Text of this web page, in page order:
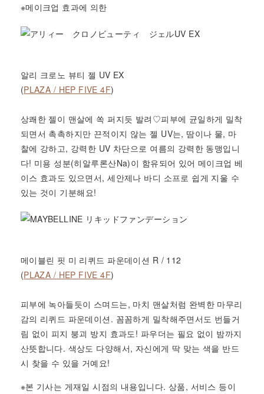
※메이크업 효과에 의한
알리 크로노 뷰티 젤 UV EX
(PLAZA / HEP FIVE 4F)
상쾌한 젤이 맨살에 쏙 퍼지듯 발려♡피부에 균일하게 밀착
되면서 촉촉하지만 끈적이지 않는 젤 UV는, 땀이나 물, 마
찰에 강하고, 강력한 UV 차단으로 여름의 강력한 동맹입니
다! 미용 성분(히알루론산Na)이 함유되어 있어 메이크업 베
이스 효과도 있으면서, 세안제나 바디 소프로 쉽게 지울 수
있는 것이 기 분해요!
메이블린 핏 미 리퀴드 파운데이션 R / 112
(PLAZA / HEP FIVE 4F)
피부에 녹아들듯이 스며드는, 마치 맨살처럼 완벽한 마무리
감의 리퀴드 파운데이션. 꼼꼼하게 밀착해주면서도 번들거
림 없이 피지 붕괴 방지 효과도! 파우더는 필요 없이 밤까지
산뜻합니다. 색상도 다양해서, 자신에게 딱 맞는 색을 반드
시 찾을 수 있을 거예요!
※본 기사는 게재일 시점의 내용입니다. 상품, 서비스 등이